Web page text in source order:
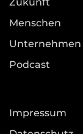
Menschen
Unternehmen
Podcast
Impressum